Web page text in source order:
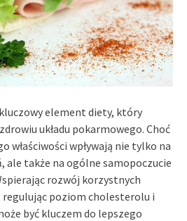
element diety, który
układu pokarmowego. Choć
właściwości wpływają nie tylko na
ale także na ogólne samopoczucie
rozwój korzystnych
poziom cholesterolu i
być kluczem do lepszego